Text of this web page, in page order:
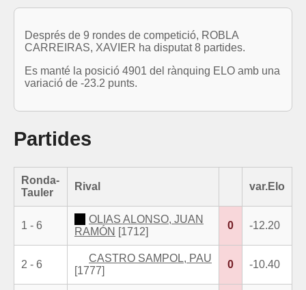
Després de 9 rondes de competició, ROBLA
CARREIRAS, XAVIER ha disputat 8 partides.
Es manté la posició 4901 del rànquing ELO amb una
variació de -23.2 punts.
Partides
Ronda-
Tauler
Rival var.Elo
1 - 6
OLIAS ALONSO, JUAN
RAMÓN [1712]
0 -12.20
2 - 6
CASTRO SAMPOL, PAU
[1777]
0 -10.40